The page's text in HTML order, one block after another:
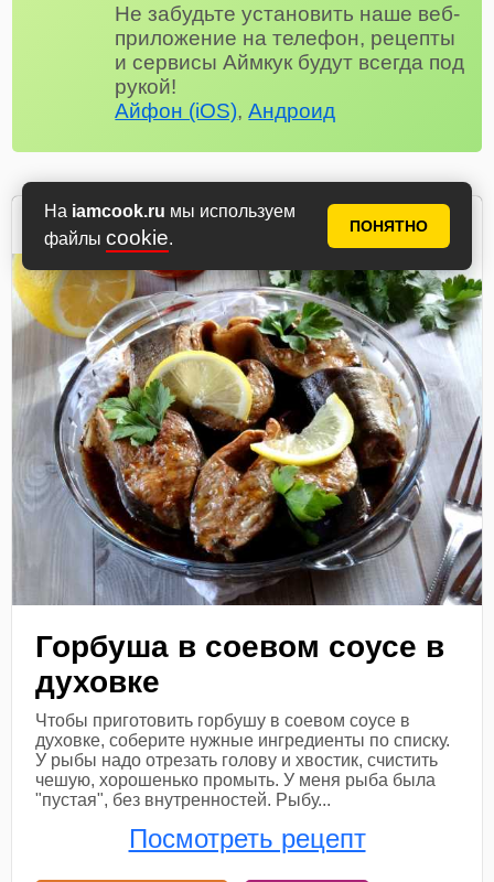
На iamcook.ru мы используем
файлы cookie.
ПОНЯТНО
Не забудьте установить наше веб-
приложение на телефон, рецепты
и сервисы Аймкук будут всегда под
рукой!
Айфон (iOS),Андроид
Мария
автор рецепта
Горбуша в соевом соусе в
духовке
Чтобы приготовить горбушу в соевом соусе в
духовке, соберите нужные ингредиенты по списку.
У рыбы надо отрезать голову и хвостик, счистить
чешую, хорошенько промыть. У меня рыба была
"пустая", без внутренностей. Рыбу...
Посмотреть рецепт